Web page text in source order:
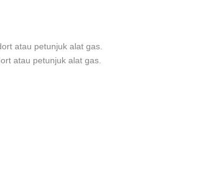
atau petunjuk alat gas.
atau petunjuk alat gas.